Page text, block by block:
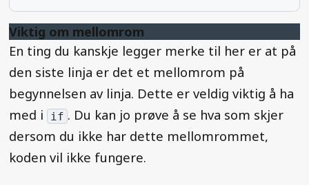
Viktig om mellomrom
En ting du kanskje legger merke til her er at på
den siste linja er det et mellomrom på
begynnelsen av linja. Dette er veldig viktig å ha
med i
if . Du kan jo prøve å se hva som skjer
dersom du ikke har dette mellomrommet,
koden vil ikke fungere.